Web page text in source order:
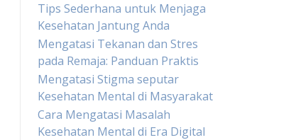
Tips Sederhana untuk Menjaga
Kesehatan Jantung Anda
Mengatasi Tekanan dan Stres
pada Remaja: Panduan Praktis
Mengatasi Stigma seputar
Kesehatan Mental di Masyarakat
Cara Mengatasi Masalah
Kesehatan Mental di Era Digital